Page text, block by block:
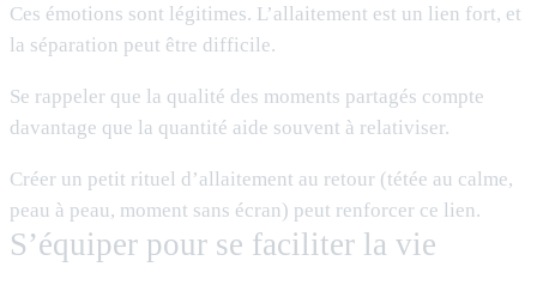
Ces émotions sont légitimes. L’allaitement est un lien fort, et
la séparation peut être difficile.
Se rappeler que la qualité des moments partagés compte
davantage que la quantité aide souvent à relativiser.
Créer un petit rituel d’allaitement au retour (tétée au calme,
peau à peau, moment sans écran) peut renforcer ce lien.
S’équiper pour se faciliter la vie